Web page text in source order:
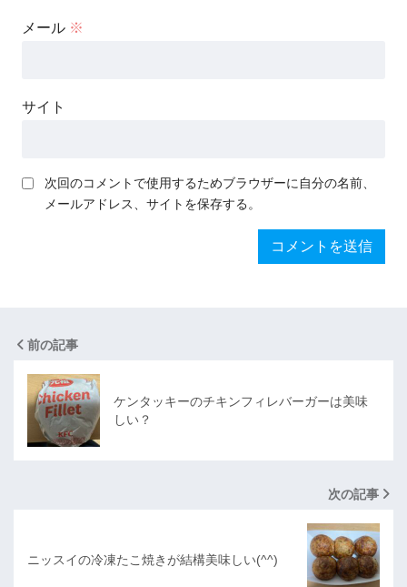
メール ※
サイト
次回のコメントで使用するためブラウザーに自分の名前、
メールアドレス、サイトを保存する。
前の記事
ケンタッキーのチキンフィレバーガーは美味
しい？
次の記事
ニッスイの冷凍たこ焼きが結構美味しい(^^)